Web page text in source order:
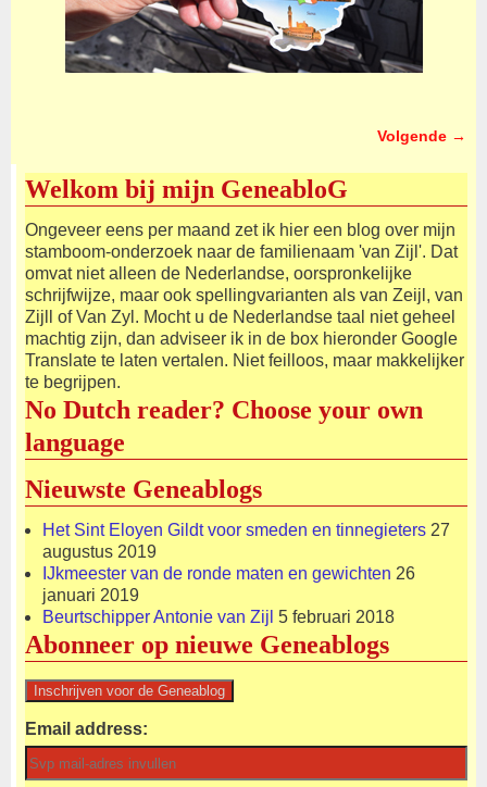
Volgende →
Welkom bij mijn GeneabloG
Ongeveer eens per maand zet ik hier een blog over mijn
stamboom-onderzoek naar de familienaam 'van Zijl'. Dat
omvat niet alleen de Nederlandse, oorspronkelijke
schrijfwijze, maar ook spellingvarianten als van Zeijl, van
Zijll of Van Zyl. Mocht u de Nederlandse taal niet geheel
machtig zijn, dan adviseer ik in de box hieronder Google
Translate te laten vertalen. Niet feilloos, maar makkelijker
te begrijpen.
No Dutch reader? Choose your own
language
Nieuwste Geneablogs
Het Sint Eloyen Gildt voor smeden en tinnegieters 27
augustus 2019
IJkmeester van de ronde maten en gewichten 26
januari 2019
Beurtschipper Antonie van Zijl 5 februari 2018
Abonneer op nieuwe Geneablogs
Email address: